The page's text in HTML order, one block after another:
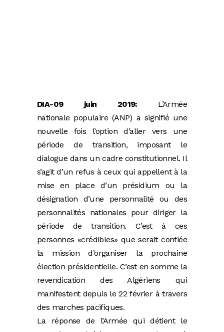
DIA-09 juin 2019: L’Armée
nationale populaire (ANP) a signifié une
nouvelle fois l’option d’aller vers une
période de transition, imposant le
dialogue dans un cadre constitutionnel. Il
s’agit d’un refus à ceux qui appellent à la
mise en place d’un présidium ou la
désignation d’une personnalité ou des
personnalités nationales pour diriger la
période de transition. C’est à ces
personnes «crédibles» que serait confiée
la mission d’organiser la prochaine
élection présidentielle. C’est en somme la
revendication des Algériens qui
manifestent depuis le 22 février à travers
des marches pacifiques.
La réponse de l’Armée qui détient le